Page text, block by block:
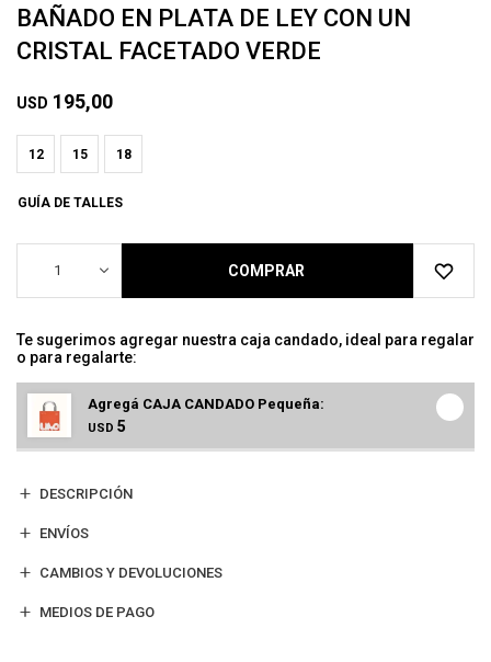
BAÑADO EN PLATA DE LEY CON UN
CRISTAL FACETADO VERDE
USD 195,00
12 15 18
GUÍA DE TALLES
1 COMPRAR
Te sugerimos agregar nuestra caja candado, ideal para regalar
o para regalarte:
Agregá CAJA CANDADO Pequeña:
USD 5
DESCRIPCIÓN
ENVÍOS
CAMBIOS Y DEVOLUCIONES
MEDIOS DE PAGO